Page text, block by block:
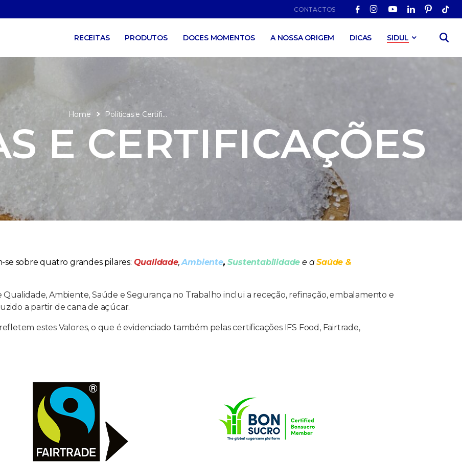
CONTACTOS
RECEITAS PRODUTOS DOCES MOMENTOS A NOSSA ORIGEM DICAS SIDUL
Home Políticas e Certificações
E CERTIFICAÇÕES
se sobre quatro grandes pilares: Qualidade,Ambiente,Sustentabilidade e aSaúde &
Qualidade, Ambiente, Saúde e Segurança no Trabalho inclui a receção, refinação, embalamento e
a partir de cana de açúcar.
estes Valores, o que é evidenciado também pelas certificações IFS Food, Fairtrade,